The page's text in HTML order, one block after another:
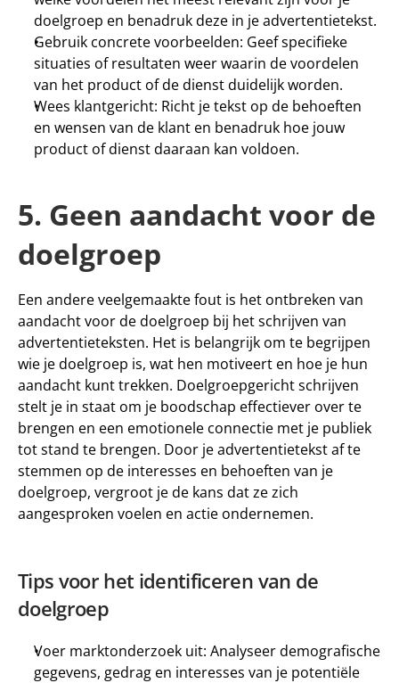
doelgroep en benadruk deze in je advertentietekst.
Gebruik concrete voorbeelden: Geef specifieke
situaties of resultaten weer waarin de voordelen
van het product of de dienst duidelijk worden.
Wees klantgericht: Richt je tekst op de behoeften
en wensen van de klant en benadruk hoe jouw
product of dienst daaraan kan voldoen.
5. Geen aandacht voor de
doelgroep
Een andere veelgemaakte fout is het ontbreken van
aandacht voor de doelgroep bij het schrijven van
advertentieteksten. Het is belangrijk om te begrijpen
wie je doelgroep is, wat hen motiveert en hoe je hun
aandacht kunt trekken. Doelgroepgericht schrijven
stelt je in staat om je boodschap effectiever over te
brengen en een emotionele connectie met je publiek
tot stand te brengen. Door je advertentietekst af te
stemmen op de interesses en behoeften van je
doelgroep, vergroot je de kans dat ze zich
aangesproken voelen en actie ondernemen.
Tips voor het identificeren van de
doelgroep
Voer marktonderzoek uit: Analyseer demografische
gegevens, gedrag en interesses van je potentiële